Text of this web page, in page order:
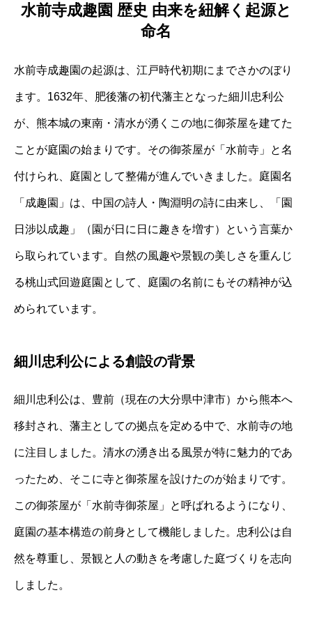
水前寺成趣園 歴史 由来を紐解く起源と
命名
水前寺成趣園の起源は、江戸時代初期にまでさかのぼり
ます。1632年、肥後藩の初代藩主となった細川忠利公
が、熊本城の東南・清水が湧くこの地に御茶屋を建てた
ことが庭園の始まりです。その御茶屋が「水前寺」と名
付けられ、庭園として整備が進んでいきました。庭園名
「成趣園」は、中国の詩人・陶淵明の詩に由来し、「園
日涉以成趣」（園が日に日に趣きを増す）という言葉か
ら取られています。自然の風趣や景観の美しさを重んじ
る桃山式回遊庭園として、庭園の名前にもその精神が込
められています。
細川忠利公による創設の背景
細川忠利公は、豊前（現在の大分県中津市）から熊本へ
移封され、藩主としての拠点を定める中で、水前寺の地
に注目しました。清水の湧き出る風景が特に魅力的であ
ったため、そこに寺と御茶屋を設けたのが始まりです。
この御茶屋が「水前寺御茶屋」と呼ばれるようになり、
庭園の基本構造の前身として機能しました。忠利公は自
然を尊重し、景観と人の動きを考慮した庭づくりを志向
しました。